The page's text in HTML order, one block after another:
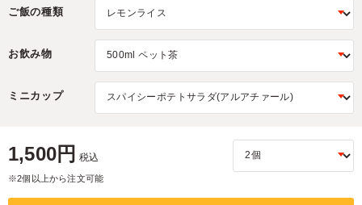
ご飯の種類
お飲み物
ミニカップ
1,500円 税込
※2個以上から注文可能